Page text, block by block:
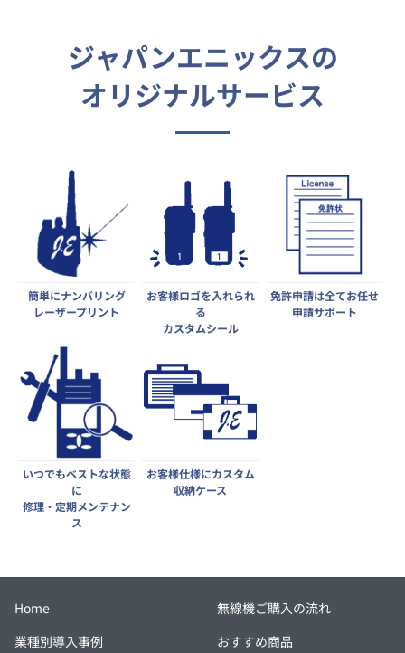
ジャパンエニックスの
オリジナルサービス
簡単にナンバリング
レーザープリント
お客様ロゴを入れられ
る
カスタムシール
免許申請は全てお任せ
申請サポート
いつでもベストな状態
に
修理・定期メンテナン
ス
お客様仕様にカスタム
収納ケース
Home
無線機ご購入の流れ
業種別導入事例
おすすめ商品